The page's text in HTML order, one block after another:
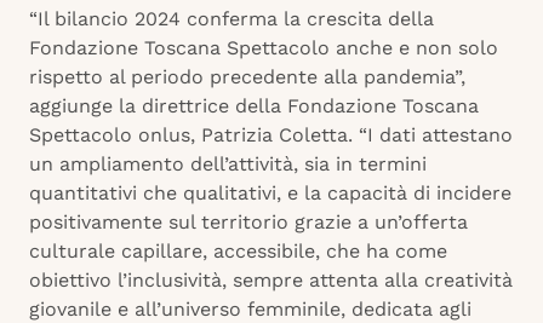
“Il bilancio 2024 conferma la crescita della
Fondazione Toscana Spettacolo anche e non solo
rispetto al periodo precedente alla pandemia”,
aggiunge la direttrice della Fondazione Toscana
Spettacolo onlus, Patrizia Coletta. “I dati attestano
un ampliamento dell’attività, sia in termini
quantitativi che qualitativi, e la capacità di incidere
positivamente sul territorio grazie a un’offerta
culturale capillare, accessibile, che ha come
obiettivo l’inclusività, sempre attenta alla creatività
giovanile e all’universo femminile, dedicata agli